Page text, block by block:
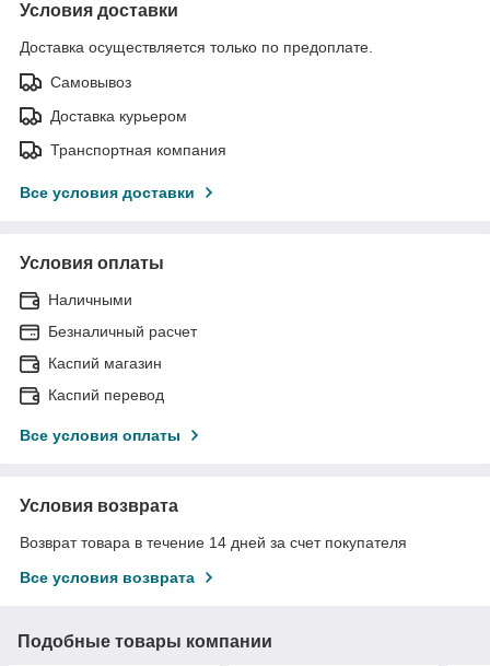
Условия доставки
Доставка осуществляется только по предоплате.
Самовывоз
Доставка курьером
Транспортная компания
Все условия доставки
Условия оплаты
Наличными
Безналичный расчет
Каспий магазин
Каспий перевод
Все условия оплаты
Условия возврата
Возврат товара в течение 14 дней за счет покупателя
Все условия возврата
Подобные товары компании